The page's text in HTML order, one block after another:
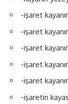
-işaret
-işaret
-işaret
-işaret
-işaret
-işaretin